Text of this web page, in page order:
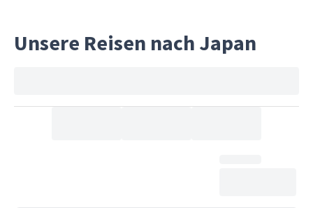
Unsere Reisen nach Japan